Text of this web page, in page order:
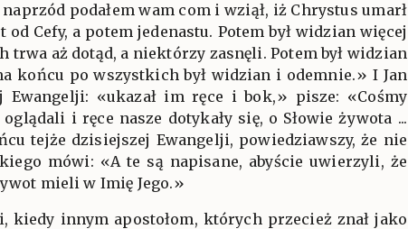
podałem wam com i wziął, iż Chrystus umarł
Cefy, a potem jedenastu. Potem był widzian więcej
aż dotąd, a niektórzy zasnęli. Potem był widzian
końcu po wszystkich był widzian i odemnie.» I Jan
Ewangelji: «ukazał im ręce i bok,» pisze: «Cośmy
i ręce nasze dotykały się, o Słowie żywota ...
tejże dzisiejszej Ewangelji, powiedziawszy, że nie
mówi: «A te są napisane, abyście uwierzyli, że
mieli w Imię Jego.»
kiedy innym apostołom, których przecież znał jako